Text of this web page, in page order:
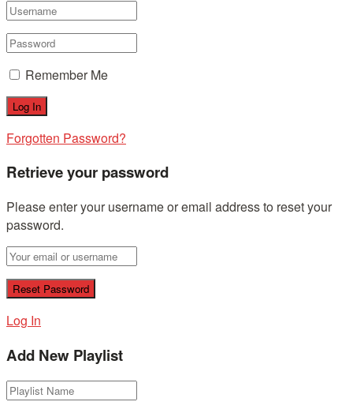
Remember Me
Forgotten Password?
Retrieve your password
Please enter your username or email address to reset your
password.
Log In
Add New Playlist